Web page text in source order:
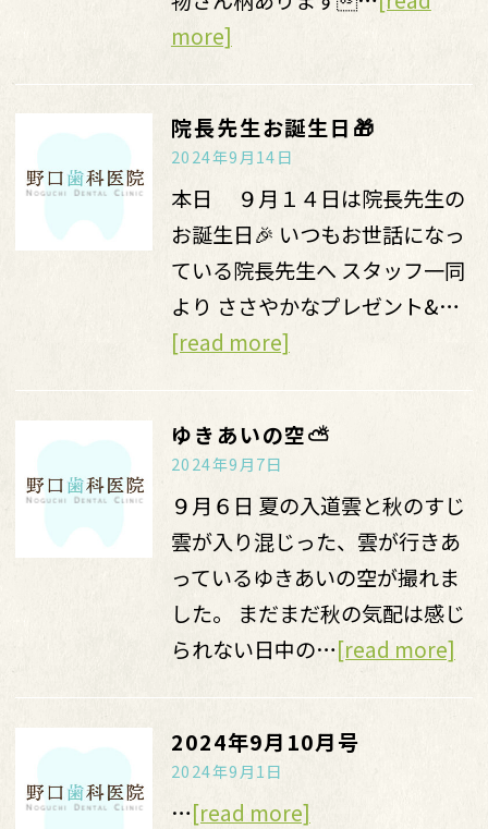
more]
院長先生お誕生日🎁
2024年9月14日
本日 ９月１４日は院長先生の
お誕生日🎉 いつもお世話になっ
ている院長先生へ スタッフ一同
より ささやかなプレゼント&…
[read more]
ゆきあいの空⛅
2024年9月7日
９月６日 夏の入道雲と秋のすじ
雲が入り混じった、雲が行きあ
っているゆきあいの空が撮れま
した。 まだまだ秋の気配は感じ
られない日中の…[read more]
2024年9月10月号
2024年9月1日
…[read more]